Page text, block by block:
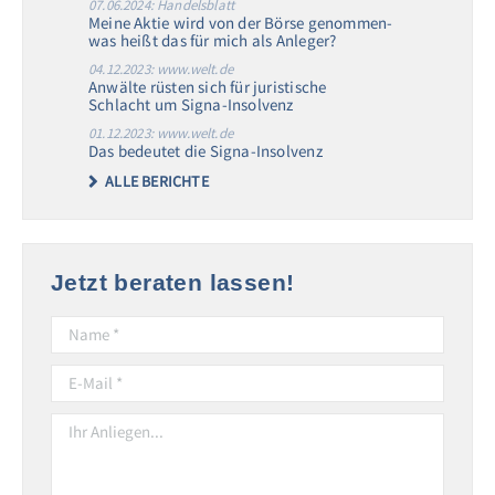
07.06.2024: Handelsblatt
Meine Aktie wird von der Börse genommen-
was heißt das für mich als Anleger?
04.12.2023: www.welt.de
Anwälte rüsten sich für juristische
Schlacht um Signa-Insolvenz
01.12.2023: www.welt.de
Das bedeutet die Signa-Insolvenz
ALLE BERICHTE
Jetzt beraten lassen!